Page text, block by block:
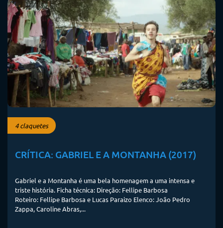
4 claquetes
CRÍTICA: GABRIEL E A MONTANHA (2017)
Gabriel e a Montanha é uma bela homenagem a uma intensa e
triste história. Ficha técnica: Direção: Fellipe Barbosa
Roteiro: Fellipe Barbosa e Lucas Paraizo Elenco: João Pedro
Zappa, Caroline Abras,...